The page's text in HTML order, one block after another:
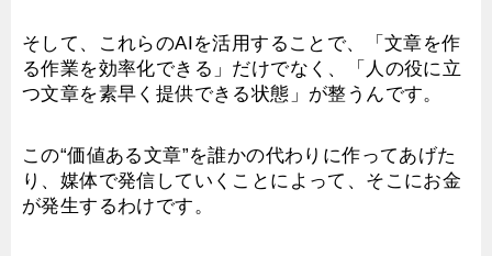
そして、これらのAIを活用することで、「文章を作
る作業を効率化できる」だけでなく、「人の役に立
つ文章を素早く提供できる状態」が整うんです。
この“価値ある文章”を誰かの代わりに作ってあげた
り、媒体で発信していくことによって、そこにお金
が発生するわけです。